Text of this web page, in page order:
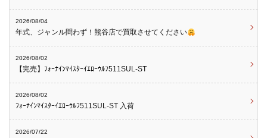
2026/08/04
年式、ジャンル問わず！熊谷店で買取させてください
2026/08/02
【完売】ﾌｫｰﾅｲﾝﾏｲｽﾀｰｲｴﾛｰｳﾙﾌ511SUL-ST
2026/08/02
ﾌｫｰﾅｲﾝﾏｲｽﾀｰｲｴﾛｰｳﾙﾌ511SUL-ST 入荷
2026/07/22